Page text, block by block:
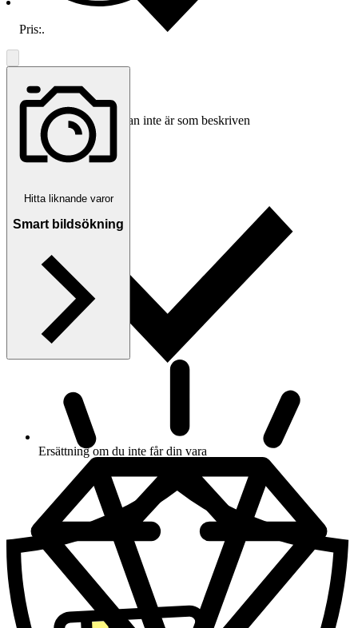
Ersättning om varan inte är som beskriven
Ersättning om du inte får din vara
Pris:.
Hitta liknande varor
Smart bildsökning